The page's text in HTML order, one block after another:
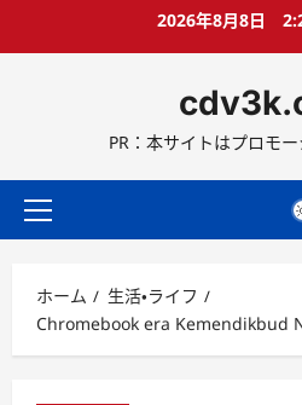
ス
ッ
2026年8月8日
PR：本サイトはプロモ
メ
メ
ニ
ュ
ホーム
生活・ライフ
Chromebook era Kemendikbud